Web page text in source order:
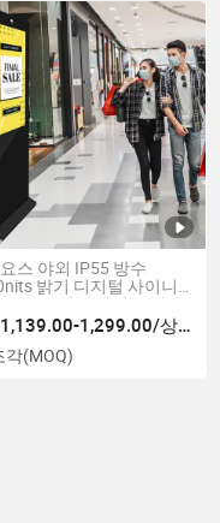
스 야외 IP55 방수
밝기 디지털 사이니지
55 65 인치 바닥 스탠드
크 광고 플레이어
US$1,139.00-1,299.00/상품
각(MOQ)